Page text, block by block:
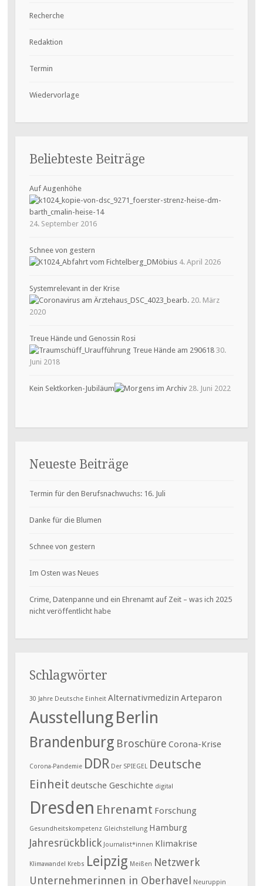
Recherche
Redaktion
Termin
Wiedervorlage
Beliebteste Beiträge
Auf Augenhöhe
24. September 2016
Schnee von gestern
4. April 2026
Systemrelevant in der Krise
20. März
2020
Treue Hände und Genossin Rosi
30.
Juni 2018
Kein Sektkorken-Jubiläum 28. Juni 2022
Neueste Beiträge
Termin für den Berufsnachwuchs: 16. Juli
Danke für die Blumen
Schnee von gestern
Im Osten was Neues
Crime, Datenpanne und ein Ehrenamt auf Zeit – was ich 2025
nicht veröffentlicht habe
Schlagwörter
30 Jahre Deutsche Einheit Alternativmedizin Arteparon
AusstellungBerlin
Brandenburg Broschüre Corona-Krise
Corona-Pandemie DDR Der SPIEGEL Deutsche
Einheit deutsche Geschichte digital
Dresden Ehrenamt Forschung
Gesundheitskompetenz Gleichstellung Hamburg
Jahresrückblick Journalist*innen Klimakrise
Klimawandel Krebs Leipzig Meißen Netzwerk
Unternehmerinnen in Oberhavel
Neuruppin